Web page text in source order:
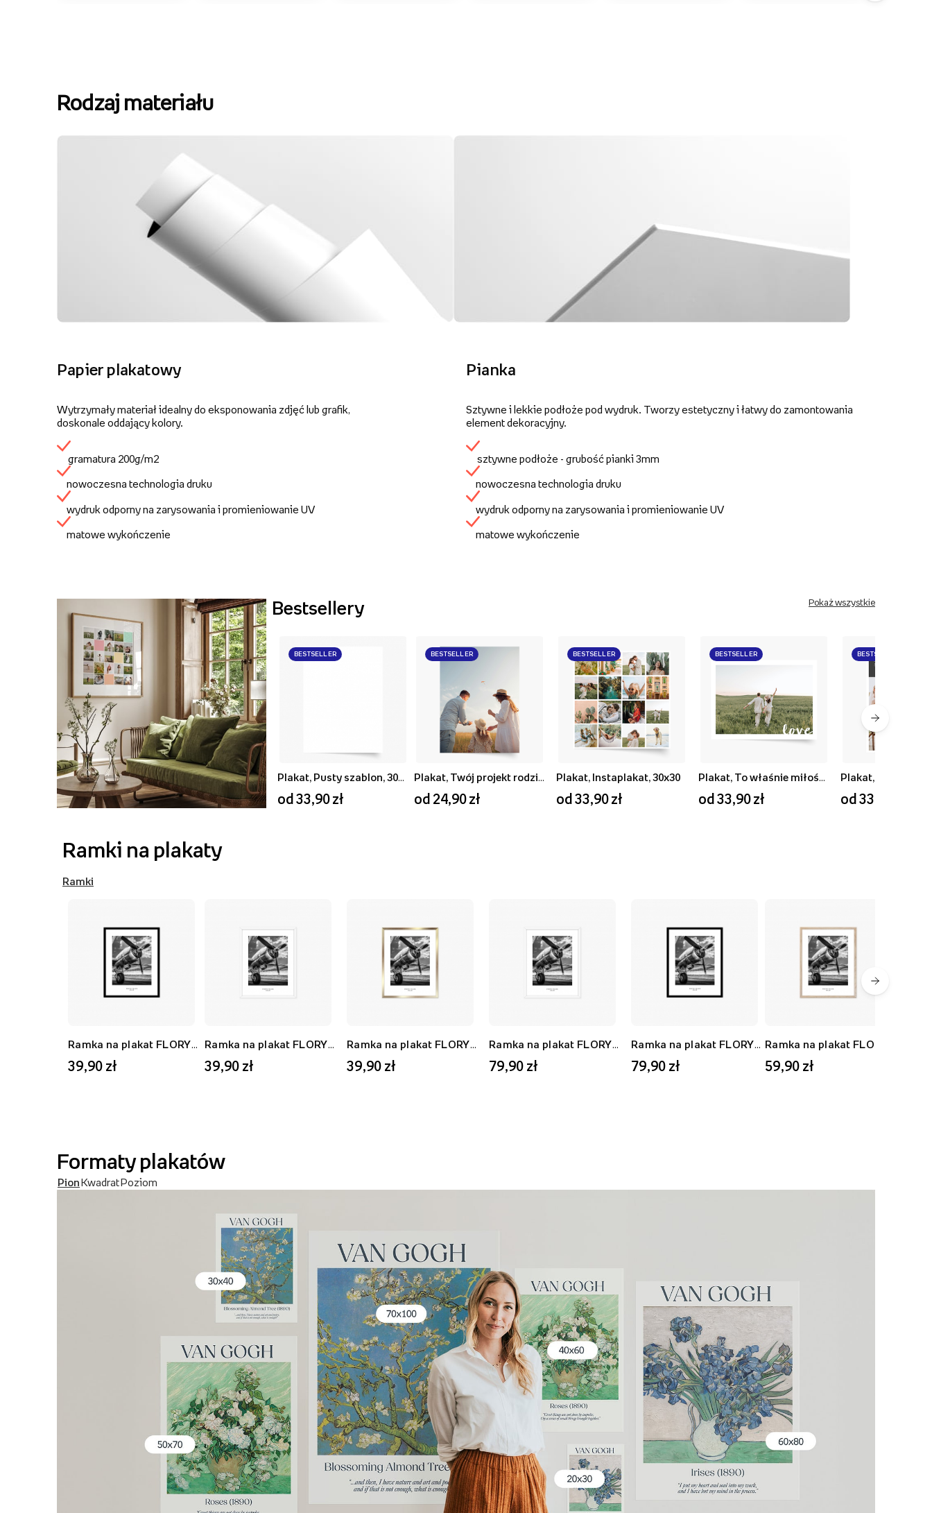
Rodzaj materiału
Papier plakatowy
Wytrzymały materiał idealny do eksponowania zdjęć lub grafik,
doskonale oddający kolory.
gramatura 200g/m2
nowoczesna technologia druku
wydruk odporny na zarysowania i promieniowanie UV
matowe wykończenie
Pianka
Sztywne i lekkie podłoże pod wydruk. Tworzy estetyczny i łatwy do zamontowania
element dekoracyjny.
sztywne podłoże - grubość pianki 3mm
nowoczesna technologia druku
wydruk odporny na zarysowania i promieniowanie UV
matowe wykończenie
Bestsellery Pokaż wszystkie
BESTSELLER
od 33,90 zł
BESTSELLER
od 24,90 zł
BESTSELLER
Plakat, Instaplakat, 30x30
od 33,90 zł
BESTSELLER
od 33,90 zł
BESTSELLER
od 33,90 zł
Ramki na plakaty
Ramki
39,90 zł 39,90 zł 39,90 zł 79,90 zł 79,90 zł 59,90 zł
Formaty plakatów
PionKwadratPoziom